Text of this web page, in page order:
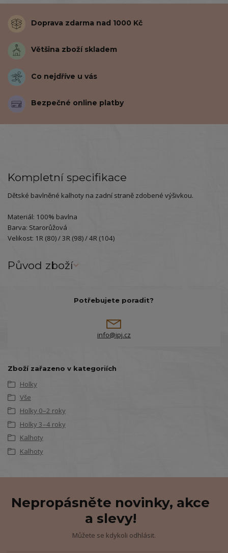
Doprava zdarma nad 1000 Kč
Většina zboží skladem
Co nejdříve u vás
Bezpečné online platby
Kompletní specifikace
Dětské bavlněné kalhoty na zadní straně zdobené výšivkou.
Materiál: 100% bavlna
Barva: Starorůžová
Velikost: 1R (80) / 3R (98) / 4R (104)
Původ zboží
Potřebujete poradit?
info@ipj.cz
Zboží zařazeno v kategoriích
Holky
Vše
Holky 0–2 roky
Holky 3–4 roky
Kalhoty
Kalhoty
Nepropásněte novinky, akce
a slevy!
Můžete se kdykoli odhlásit.